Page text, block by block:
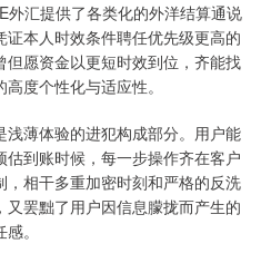
外汇提供了各类化的外洋结算通说
本人时效条件聘任优先级更高的
愿资金以更短时效到位，齐能找
度个性化与适应性。
薄体验的进犯构成部分。用户能
到账时候，每一步操作齐在客户
相干多重加密时刻和严格的反洗
罢黜了用户因信息朦拢而产生的
。